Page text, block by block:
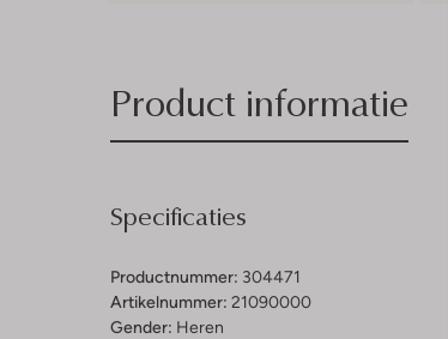
Product informatie
Specificaties
Productnummer: 304471
Artikelnummer: 21090000
Gender: Heren